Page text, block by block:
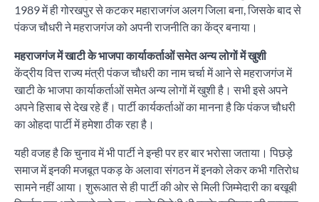
1989 में ही गोरखपुर से कटकर महाराजगंज अलग जिला बना, जिसके बाद से
पंकज चौधरी ने महराजगंज को अपनी राजनीति का केंद्र बनाया।
महराजगंज में खाटी के भाजपा कार्याकर्ताओं समेत अन्य लोगों में खुशी
केंद्रीय वित्त राज्य मंत्री पंकज चौधरी का नाम चर्चा में आने से महराजगंज में
खाटी के भाजपा कार्याकर्ताओं समेत अन्य लोगों में खुशी है। सभी इसे अपने
अपने हिसाब से देख रहे हैं। पार्टी कार्यकर्ताओं का मानना है कि पंकज चौधरी
का ओहदा पार्टी में हमेशा ठीक रहा है।
यही वजह है कि चुनाव में भी पार्टी ने इन्ही पर हर बार भरोसा जताया। पिछड़े
समाज में इनकी मजबूत पकड़ के अलावा संगठन में इनको लेकर कभी गतिरोध
सामने नहीं आया। शुरूआत से ही पार्टी की ओर से मिली जिम्मेदारी का बखूबी